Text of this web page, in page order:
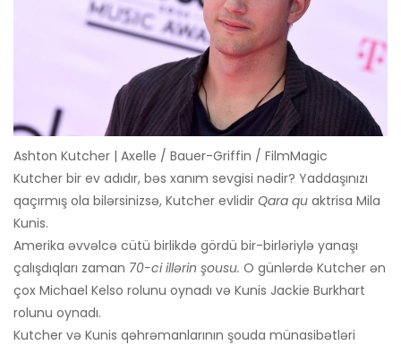
Ashton Kutcher | Axelle / Bauer-Griffin / FilmMagic
Kutcher bir ev adıdır, bəs xanım sevgisi nədir? Yaddaşınızı
qaçırmış ola bilərsinizsə, Kutcher evlidir Qara qu aktrisa Mila
Kunis.
Amerika əvvəlcə cütü birlikdə gördü bir-birləriylə yanaşı
çalışdıqları zaman 70-ci illərin şousu. O günlərdə Kutcher ən
çox Michael Kelso rolunu oynadı və Kunis Jackie Burkhart
rolunu oynadı.
Kutcher və Kunis qəhrəmanlarının şouda münasibətləri